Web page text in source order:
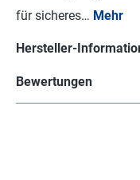
für sicheres… Mehr
Hersteller-
Bewertungen